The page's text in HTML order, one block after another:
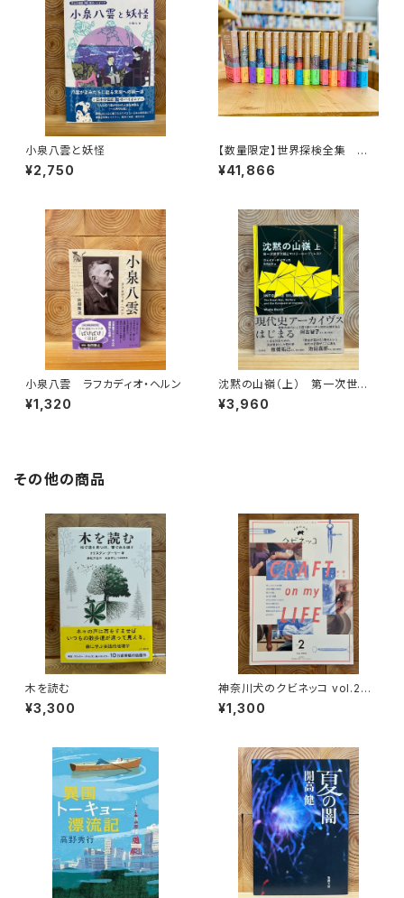
小泉八雲と妖怪
¥2,750
【数量限定】世界探検全集 全1
6巻＋全巻購入特典「第17巻（非
売品）」【当店限定】
¥41,866
小泉八雲 ラフカディオ・ヘルン
¥1,320
沈黙の山嶺（上） 第一次世界
大戦とマロリーのエヴェレスト
¥3,960
その他の商品
木を読む
¥3,300
神奈川犬のクビネッコ vol.2
特集：CRAFT on my LIFE
¥1,300